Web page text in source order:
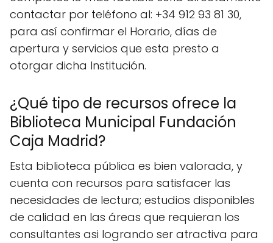
contactar por teléfono al: +34 912 93 81 30,
para así confirmar el Horario, días de
apertura y servicios que esta presto a
otorgar dicha Institución.
¿Qué tipo de recursos ofrece la
Biblioteca Municipal Fundación
Caja Madrid?
Esta biblioteca pública es bien valorada, y
cuenta con recursos para satisfacer las
necesidades de lectura; estudios disponibles
de calidad en las áreas que requieran los
consultantes asi logrando ser atractiva para